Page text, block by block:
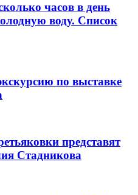
часов в день
воду. Список
по выставке
представят
Стадникова